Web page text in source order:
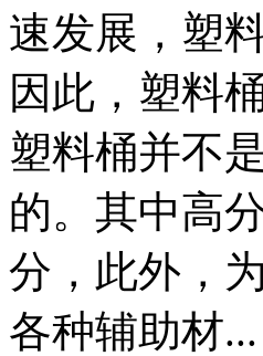
速发展，塑
因此，塑料
塑料桶并不
的。其中高
分，此外，
各种辅助材...